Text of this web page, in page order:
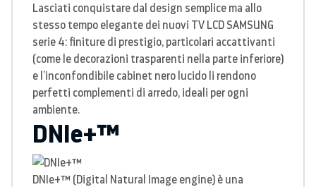
Lasciati conquistare dal design semplice ma allo
stesso tempo elegante dei nuovi TV LCD SAMSUNG
serie 4: finiture di prestigio, particolari accattivanti
(come le decorazioni trasparenti nella parte inferiore)
e l’inconfondibile cabinet nero lucido li rendono
perfetti complementi di arredo, ideali per ogni
ambiente.
DNIe+™
DNIe+™ (Digital Natural Image engine) è una